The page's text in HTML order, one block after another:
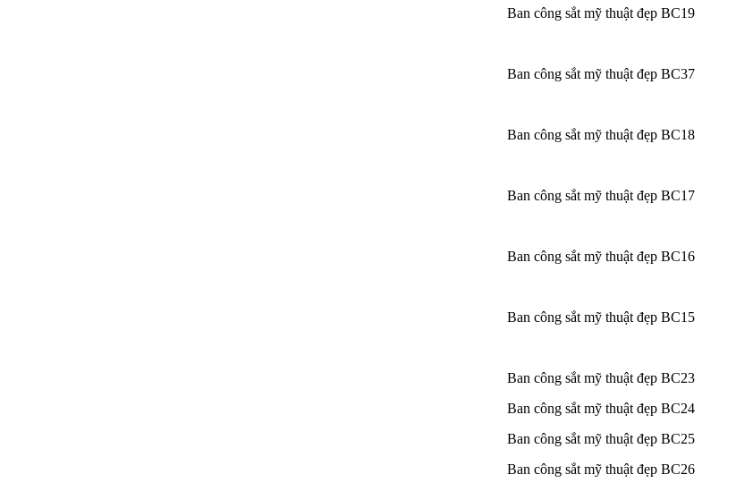
Ban công sắt mỹ thuật đẹp BC19
Ban công sắt mỹ thuật đẹp BC37
Ban công sắt mỹ thuật đẹp BC18
Ban công sắt mỹ thuật đẹp BC17
Ban công sắt mỹ thuật đẹp BC16
Ban công sắt mỹ thuật đẹp BC15
Ban công sắt mỹ thuật đẹp BC23
Ban công sắt mỹ thuật đẹp BC24
Ban công sắt mỹ thuật đẹp BC25
Ban công sắt mỹ thuật đẹp BC26